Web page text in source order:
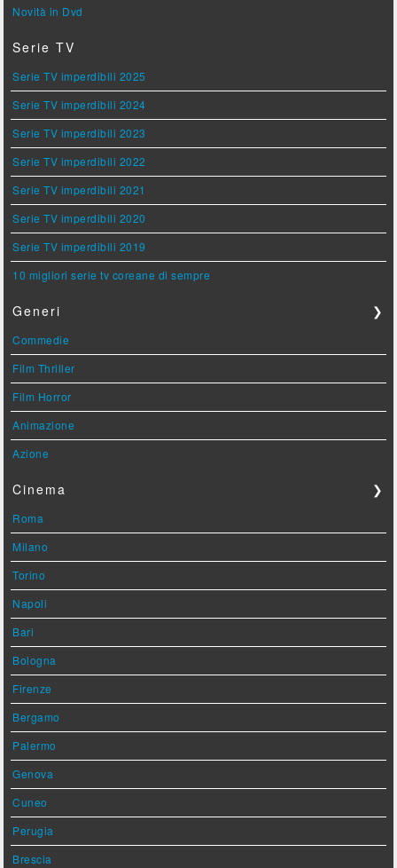
Novità in Dvd
Serie TV
Serie TV imperdibili 2025
Serie TV imperdibili 2024
Serie TV imperdibili 2023
Serie TV imperdibili 2022
Serie TV imperdibili 2021
Serie TV imperdibili 2020
Serie TV imperdibili 2019
10 migliori serie tv coreane di sempre
Generi ❯
Commedie
Film Thriller
Film Horror
Animazione
Azione
Cinema ❯
Roma
Milano
Torino
Napoli
Bari
Bologna
Firenze
Bergamo
Palermo
Genova
Cuneo
Perugia
Brescia